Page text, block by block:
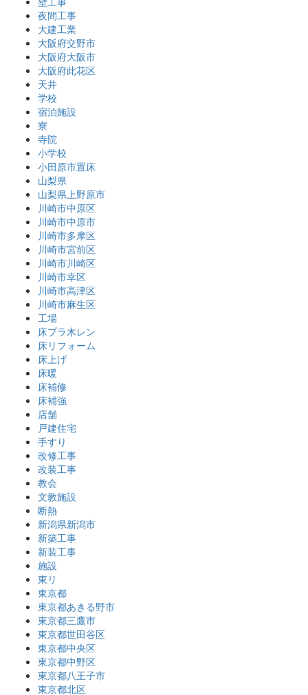
夜間工事
大建工業
大阪府交野市
大阪府大阪市
大阪府此花区
天井
学校
宿泊施設
寮
寺院
小学校
小田原市置床
山梨県
山梨県上野原市
川崎市中原区
川崎市中原市
川崎市多摩区
川崎市宮前区
川崎市川崎区
川崎市幸区
川崎市高津区
川崎市麻生区
工場
床プラ木レン
床リフォーム
床上げ
床暖
床補修
床補強
店舗
戸建住宅
手すり
改修工事
改装工事
教会
文教施設
断熱
新潟県新潟市
新築工事
新装工事
施設
東リ
東京都
東京都あきる野市
東京都三鷹市
東京都世田谷区
東京都中央区
東京都中野区
東京都八王子市
東京都北区